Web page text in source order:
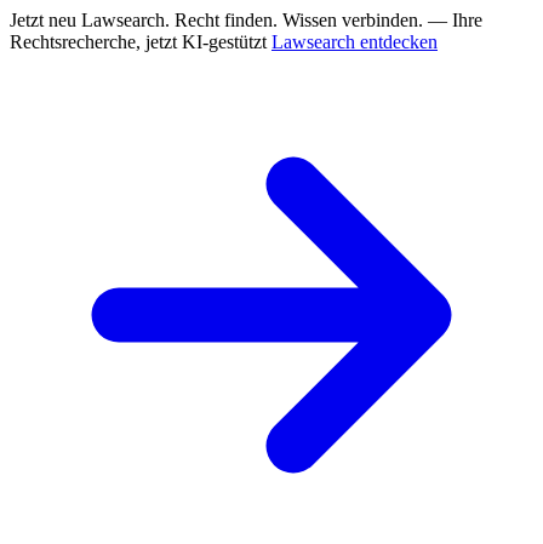
Jetzt neu Lawsearch. Recht finden. Wissen verbinden. — Ihre
Rechtsrecherche, jetzt KI-gestützt Lawsearch entdecken